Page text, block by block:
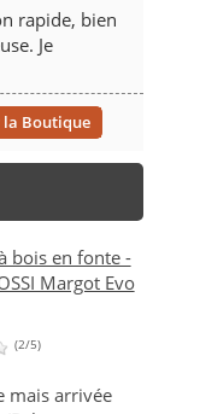
rapide, bien
Je
la Boutique
bois en fonte -
Margot Evo
(2/5)
mais arrivée